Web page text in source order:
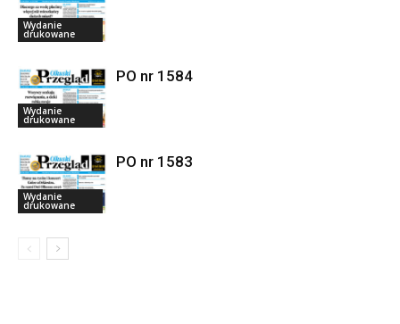
Wydanie
drukowane
Wydanie
drukowane
PO nr 1584
Wydanie
drukowane
PO nr 1583